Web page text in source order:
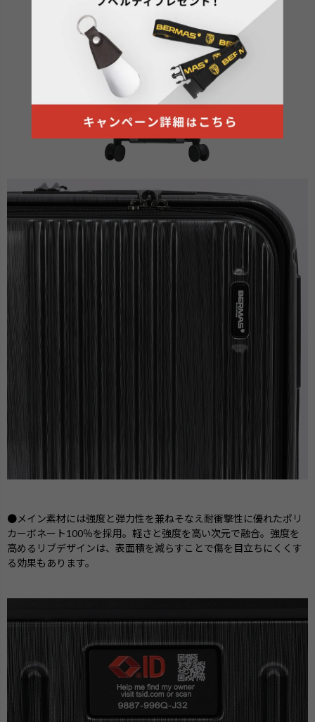
●メイン素材には強度と弾力性を兼ねそなえ耐衝撃性に優れたポリ
カーボネート100％を採用。軽さと強度を高い次元で融合。強度を
高めるリブデザインは、表面積を減らすことで傷を目立ちにくくす
る効果もあります。